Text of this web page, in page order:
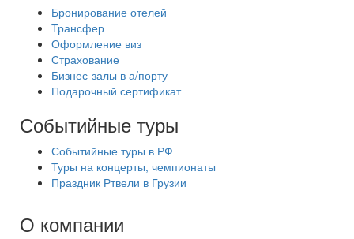
Бронирование отелей
Трансфер
Оформление виз
Страхование
Бизнес-залы в а/порту
Подарочный сертификат
Событийные туры
Событийные туры в РФ
Туры на концерты, чемпионаты
Праздник Ртвели в Грузии
О компании